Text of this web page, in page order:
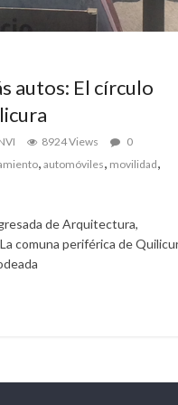
autos: El círculo
8924 Views
0
, automóviles, movilidad,
de Arquitectura,
comuna periférica de